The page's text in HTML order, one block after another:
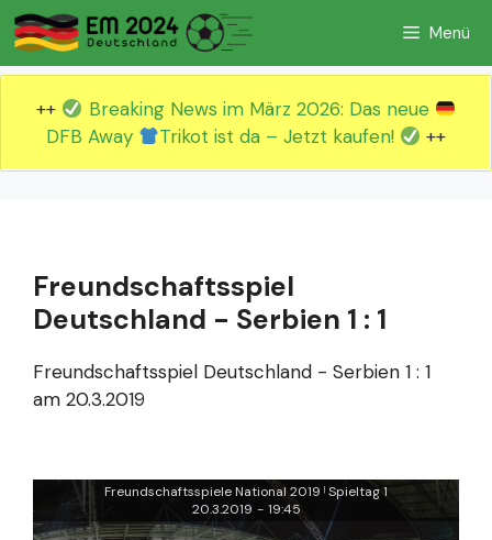
Zum
Inhalt
springen
Menü
++
Breaking News im März 2026: Das neue
DFB Away
Trikot ist da – Jetzt kaufen! ++
Freundschaftsspiel
Deutschland - Serbien 1 : 1
Freundschaftsspiel Deutschland - Serbien 1 : 1
am 20.3.2019
Freundschaftsspiele National 2019 | Spieltag 1
20.3.2019 - 19:45